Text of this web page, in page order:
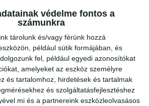
védelme fontos a
számunkra
tárolunk és/vagy férünk hozzá
például sütik formájában, és
fel, például egyedi azonosítókat
amelyeket az eszköz személyre
és tartalomhoz, hirdetések és tartalmak
és szolgáltatásfejlesztéshez
mi és a partnereink eszközleolvasásos